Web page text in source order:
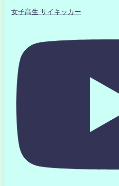
女子高生 サイキッカー